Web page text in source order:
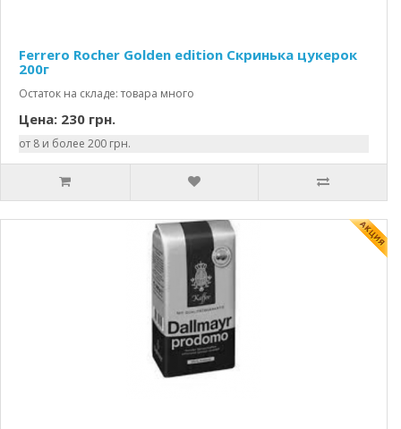
Ferrero Rocher Golden edition Скринька цукерок
200г
Остаток на складе: товара много
Цена: 230 грн.
от 8 и более 200 грн.